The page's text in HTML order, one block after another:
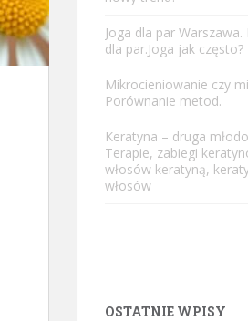
Joga dla par
dla par.Joga jak często?
Mikrocieniowanie czy
Porównanie metod.
Keratyna – druga
Terapie, zabiegi
włosów keratyną,
włosów
OSTATNIE WPISY